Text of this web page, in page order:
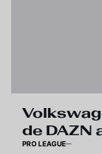
de DAZN
PRO LEAGUE